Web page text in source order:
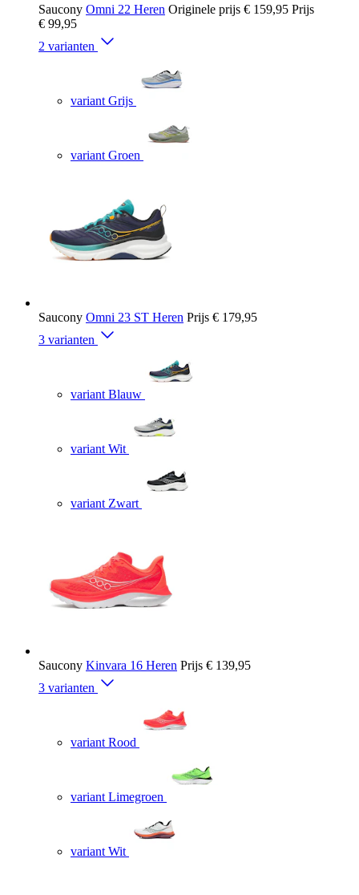
Saucony Omni 22 Heren Originele prijs € 159,95 Prijs
€ 99,95
2 varianten
variant Grijs
variant Groen
Saucony Omni 23 ST Heren Prijs € 179,95
3 varianten
variant Blauw
variant Wit
variant Zwart
Saucony Kinvara 16 Heren Prijs € 139,95
3 varianten
variant Rood
variant Limegroen
variant Wit